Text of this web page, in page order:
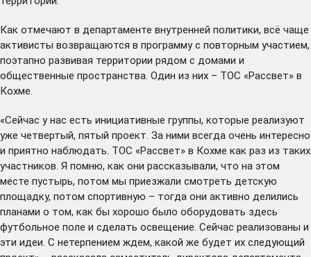
Как отмечают в департаменте внутренней политики, всё чаще
активисты возвращаются в программу с повторным участием,
поэтапно развивая территории рядом с домами и
общественные пространства. Один из них – ТОС «Рассвет» в
Кохме.
«Сейчас у нас есть инициативные группы, которые реализуют
уже четвертый, пятый проект. За ними всегда очень интересно
и приятно наблюдать. ТОС «Рассвет» в Кохме как раз из таких
участников. Я помню, как они рассказывали, что на этом
месте пустырь, потом мы приезжали смотреть детскую
площадку, потом спортивную – тогда они активно делились
планами о том, как бы хорошо было оборудовать здесь
футбольное поле и сделать освещение. Сейчас реализованы и
эти идеи. С нетерпением ждем, какой же будет их следующий